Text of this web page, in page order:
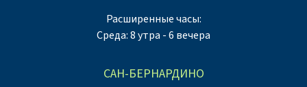
Расширенные часы:
Среда: 8 утра - 6 вечера
САН-БЕРНАРДИНО